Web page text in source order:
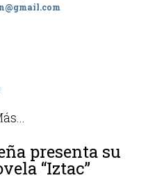
presenta su
“Iztac”